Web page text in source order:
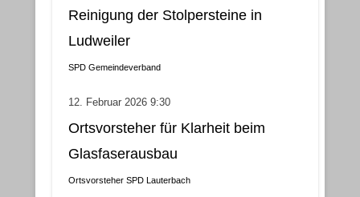
Reinigung der Stolpersteine in
Ludweiler
SPD Gemeindeverband
12. Februar 2026 9:30
Ortsvorsteher für Klarheit beim
Glasfaserausbau
Ortsvorsteher SPD Lauterbach